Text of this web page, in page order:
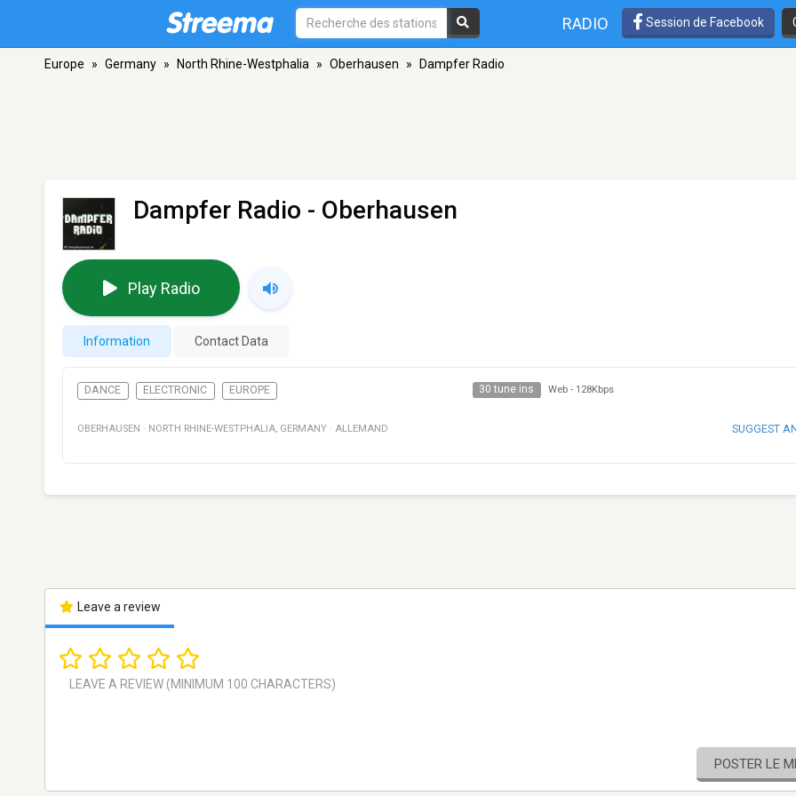
RADIO Session de Facebook
Europe » Germany » North Rhine-Westphalia » Oberhausen » Dampfer Radio
Dampfer Radio - Oberhausen
Play Radio
Information Contact Data
DANCE ELECTRONIC EUROPE 30 tune ins Web - 128Kbps
OBERHAUSEN · NORTH RHINE-WESTPHALIA, GERMANY · ALLEMAND SUGGEST
Leave a review
POSTER LE